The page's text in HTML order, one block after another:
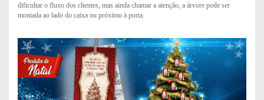
dificultar o fluxo dos clientes, mas ainda chamar a atenção, a árvore pode ser
montada ao lado do caixa ou próximo à porta.